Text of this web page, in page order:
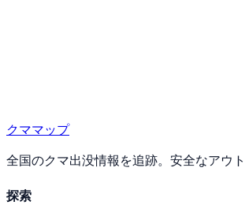
クママップ
全国のクマ出没情報を追跡。安全なアウト
探索